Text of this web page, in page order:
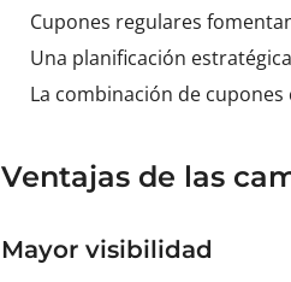
Cupones regulares
Una planificación
La combinación de
Ventajas de las
Mayor visibilidad